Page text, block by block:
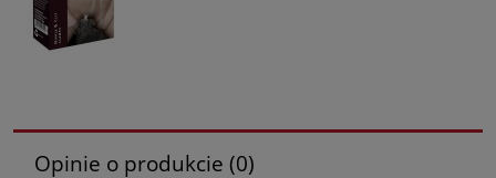
Opinie o produkcie (0)